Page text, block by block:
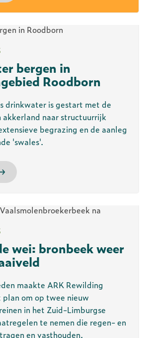
bergen in
Roodborn
drinkwater is gestart met de
naar structuurrijk
begrazing en de aanleg
'swales'.
wei: bronbeek weer
maakte ARK Rewilding
om op twee nieuw
in het Zuid-Limburgse
te nemen die regen- en
en vasthouden.